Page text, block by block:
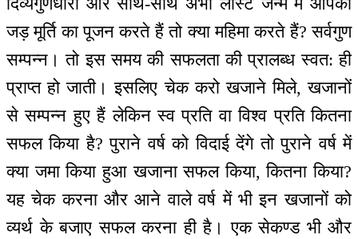
जड़ मूर्ति का पूजन करते हैं तो क्या महिमा करते हैं? सर्वगुण
सम्पन्न। तो इस समय की सफलता की प्रालब्ध स्वत: ही
प्राप्त हो जाती। इसलिए चेक करो खजाने मिले, खजानों
से सम्पन्न हुए हैं लेकिन स्व प्रति वा विश्व प्रति कितना
सफल किया है? पुराने वर्ष को विदाई देंगे तो पुराने वर्ष में
क्या जमा किया हुआ खजाना सफल किया, कितना किया?
यह चेक करना और आने वाले वर्ष में भी इन खजानों को
व्यर्थ के बजाए सफल करना ही है। एक सेकण्ड भी और